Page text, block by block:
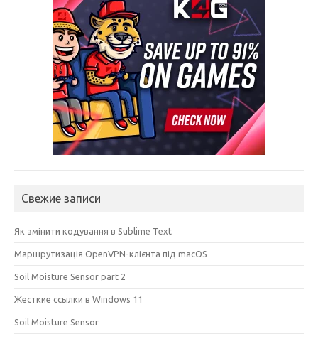
Свежие записи
Як змінити кодування в Sublime Text
Маршрутизація OpenVPN-клієнта під macOS
Soil Moisture Sensor part 2
Жесткие ссылки в Windows 11
Soil Moisture Sensor